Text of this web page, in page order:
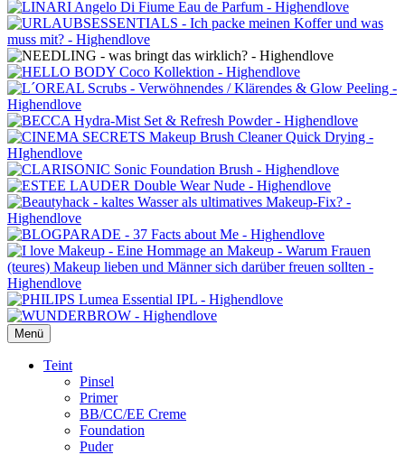
Menü
Primäres
Teint
Pinsel
Primer
BB/CC/EE Creme
Foundation
Puder